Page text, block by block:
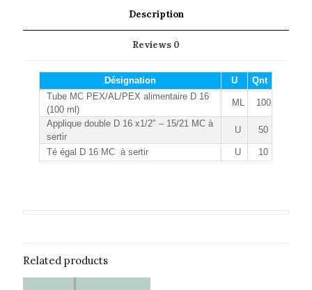
Description
Reviews 0
Désignation U
Qnt
Tube MC PEX/AL/PEX alimentaire D 16
(100 ml)
ML
100
Applique double D 16 x1/2″ – 15/21 MC à
sertir
U 50
Té égal D 16 MC à sertir U 10
Related products